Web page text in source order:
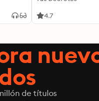
tu energía para
4.7
de títulos